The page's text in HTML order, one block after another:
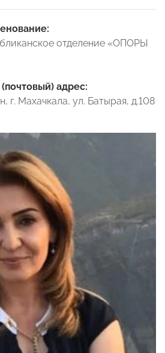
отделение «ОПОРЫ
адрес:
г. Махачкала, ул. Батырая, д.108